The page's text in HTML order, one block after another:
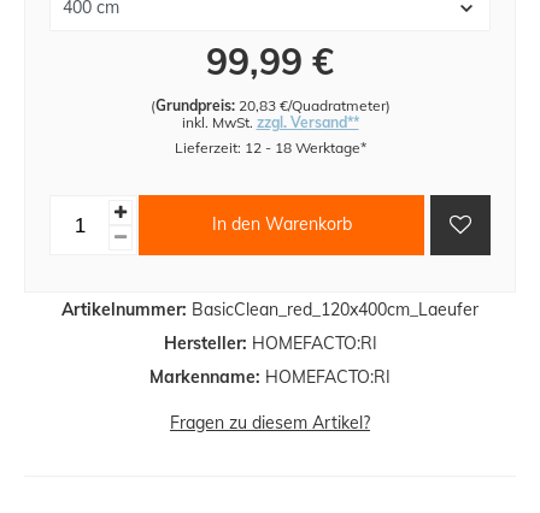
Artikelnummer: BasicClean_red_120x400cm_Laeufer
Hersteller: HOMEFACTO:RI
Markenname: HOMEFACTO:RI
99,99 €
(Grundpreis: 20,83 €/Quadratmeter)
inkl. MwSt. zzgl. Versand**
Lieferzeit: 12 - 18 Werktage*
In den Warenkorb
Fragen zu diesem Artikel?